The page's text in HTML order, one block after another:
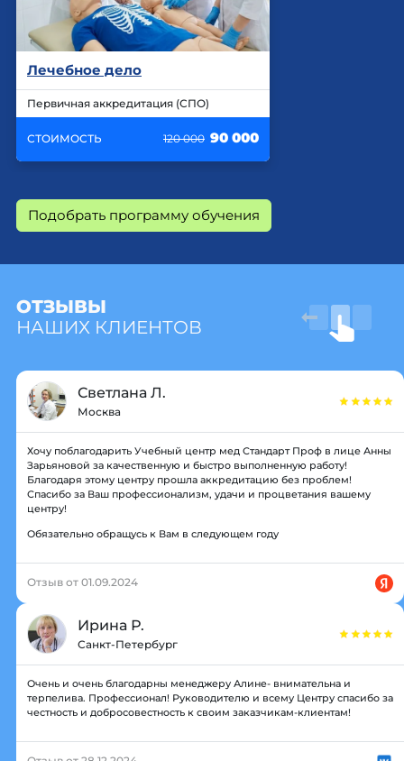
Лечебное дело
Первичная аккредитация (СПО)
СТОИМОСТЬ 120 000 90 000
Подобрать программу обучения
ОТЗЫВЫ
НАШИХ КЛИЕНТОВ
Светлана Л.
Москва
Хочу поблагодарить Учебный центр мед Стандарт Проф в лице Анны
Зарьяновой за качественную и быстро выполненную работу!
Благодаря этому центру прошла аккредитацию без проблем!
Спасибо за Ваш профессионализм, удачи и процветания вашему
центру!
Обязательно обращусь к Вам в следующем году
Отзыв от 01.09.2024
Ирина Р.
Санкт-Петербург
Очень и очень благодарны менеджеру Алине- внимательна и
терпелива. Профессионал! Руководителю и всему Центру спасибо за
честность и добросовестность к своим заказчикам-клиентам!